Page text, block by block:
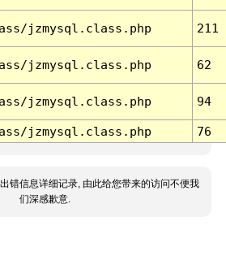
jzmysql.class.php 211
jzmysql.class.php 62
jzmysql.class.php 94
jzmysql.class.php 76
错信息详细记录, 由此给您带来的访问不便我
们深感歉意.